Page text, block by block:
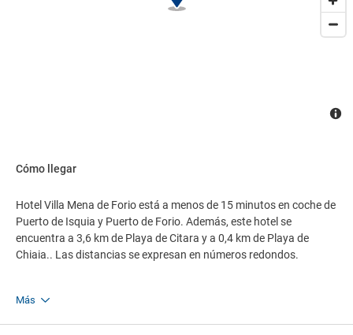
Cómo llegar
Hotel Villa Mena de Forio está a menos de 15 minutos en coche de
Puerto de Isquia y Puerto de Forio. Además, este hotel se
encuentra a 3,6 km de Playa de Citara y a 0,4 km de Playa de
Chiaia.. Las distancias se expresan en números redondos.
Más